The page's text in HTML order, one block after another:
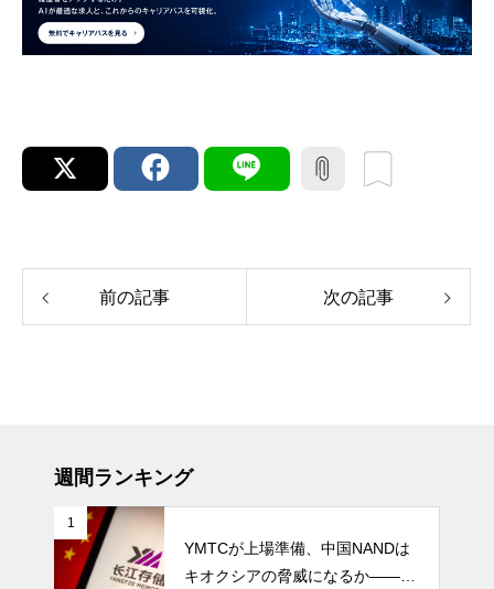
前の記事 次の記事
週間ランキング
1
YMTCが上場準備、中国NANDは
キオクシアの脅威になるか――AI